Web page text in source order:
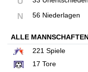
N 56 Niederlagen
ALLE
221 Spiele
17 Tore